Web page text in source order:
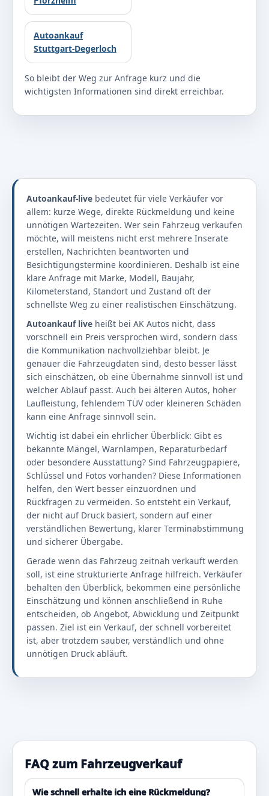
Autoankauf
Stuttgart-Degerloch
So bleibt der Weg zur Anfrage kurz und die
wichtigsten Informationen sind direkt erreichbar.
Autoankauf-live bedeutet für viele Verkäufer vor
allem: kurze Wege, direkte Rückmeldung und keine
unnötigen Wartezeiten. Wer sein Fahrzeug verkaufen
möchte, will meistens nicht erst mehrere Inserate
erstellen, Nachrichten beantworten und
Besichtigungstermine koordinieren. Deshalb ist eine
klare Anfrage mit Marke, Modell, Baujahr,
Kilometerstand, Standort und Zustand oft der
schnellste Weg zu einer realistischen Einschätzung.
Autoankauf live heißt bei AK Autos nicht, dass
vorschnell ein Preis versprochen wird, sondern dass
die Kommunikation nachvollziehbar bleibt. Je
genauer die Fahrzeugdaten sind, desto besser lässt
sich einschätzen, ob eine Übernahme sinnvoll ist und
welcher Ablauf passt. Auch bei älteren Autos, hoher
Laufleistung, fehlendem TÜV oder kleineren Schäden
kann eine Anfrage sinnvoll sein.
Wichtig ist dabei ein ehrlicher Überblick: Gibt es
bekannte Mängel, Warnlampen, Reparaturbedarf
oder besondere Ausstattung? Sind Fahrzeugpapiere,
Schlüssel und Fotos vorhanden? Diese Informationen
helfen, den Wert besser einzuordnen und
Rückfragen zu vermeiden. So entsteht ein Verkauf,
der nicht auf Druck basiert, sondern auf einer
verständlichen Bewertung, klarer Terminabstimmung
und sicherer Übergabe.
Gerade wenn das Fahrzeug zeitnah verkauft werden
soll, ist eine strukturierte Anfrage hilfreich. Verkäufer
behalten den Überblick, bekommen eine persönliche
Einschätzung und können anschließend in Ruhe
entscheiden, ob Angebot, Abwicklung und Zeitpunkt
passen. Ziel ist ein Verkauf, der schnell vorbereitet
ist, aber trotzdem sauber, verständlich und ohne
unnötigen Druck abläuft.
FAQ zum Fahrzeugverkauf
Wie schnell erhalte ich eine Rückmeldung?